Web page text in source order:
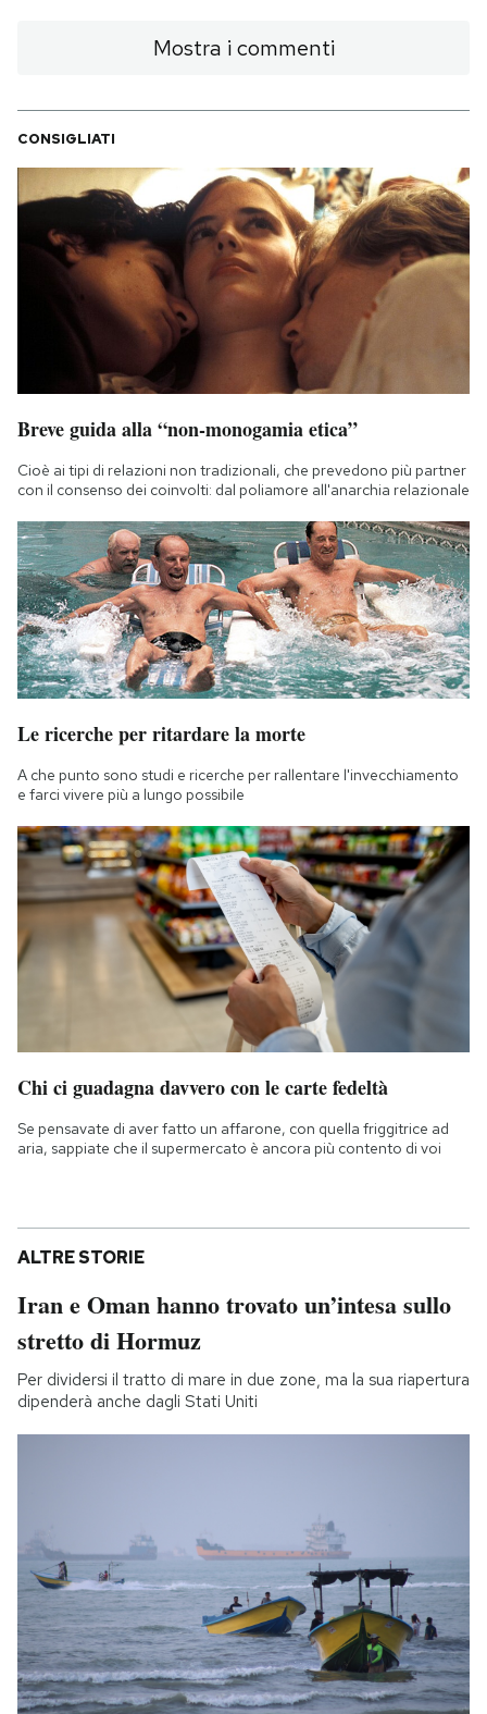
Mostra i commenti
CONSIGLIATI
Breve guida alla “non-monogamia etica”
Cioè ai tipi di relazioni non tradizionali, che prevedono più partner
con il consenso dei coinvolti: dal poliamore all'anarchia relazionale
Le ricerche per ritardare la morte
A che punto sono studi e ricerche per rallentare l'invecchiamento
e farci vivere più a lungo possibile
Chi ci guadagna davvero con le carte fedeltà
Se pensavate di aver fatto un affarone, con quella friggitrice ad
aria, sappiate che il supermercato è ancora più contento di voi
ALTRE STORIE
Iran e Oman hanno trovato un’intesa sullo
stretto di Hormuz
Per dividersi il tratto di mare in due zone, ma la sua riapertura
dipenderà anche dagli Stati Uniti